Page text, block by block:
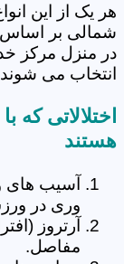
هر یک از این
شمالی بر اساس
در منزل مرکز
انتخاب می
اختلالاتی که
هستند
آسیب های
وری در
آرتروز
مفاصل.